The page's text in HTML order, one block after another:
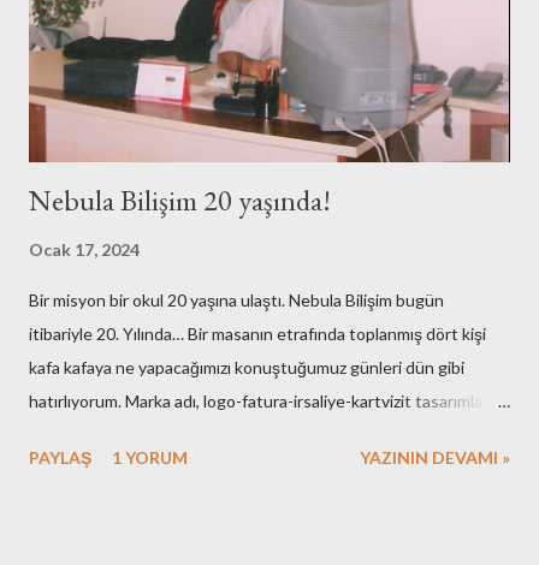
Nebula Bilişim 20 yaşında!
Ocak 17, 2024
Bir misyon bir okul 20 yaşına ulaştı. Nebula Bilişim bugün
itibariyle 20. Yılında… Bir masanın etrafında toplanmış dört kişi
kafa kafaya ne yapacağımızı konuştuğumuz günleri dün gibi
hatırlıyorum. Marka adı, logo-fatura-irsaliye-kartvizit tasarımları,
gerekli resmi hazırlıklar. Neredeyse tüm işlemleri kendimiz yaptık.
PAYLAŞ 1 YORUM YAZININ DEVAMI »